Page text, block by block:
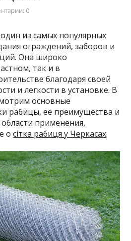
0
из самых популярных
ограждений, заборов и
Она широко
так и в
благодаря своей
и легкости в установке. В
основные
рабицы, её преимущества и
применения,
осітка рабиця у Черкасах.